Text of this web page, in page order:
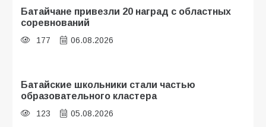
Батайчане привезли 20 наград с областных
соревнований
177 06.08.2026
Батайские школьники стали частью
образовательного кластера
123 05.08.2026